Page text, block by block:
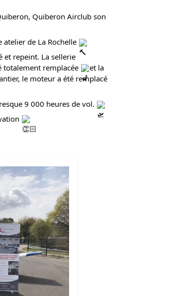
Quiberon Airclub son
de La Rochelle
et repeint. La sellerie
totalement remplacée
et la
le moteur a été remplacé
9 000 heures de vol.